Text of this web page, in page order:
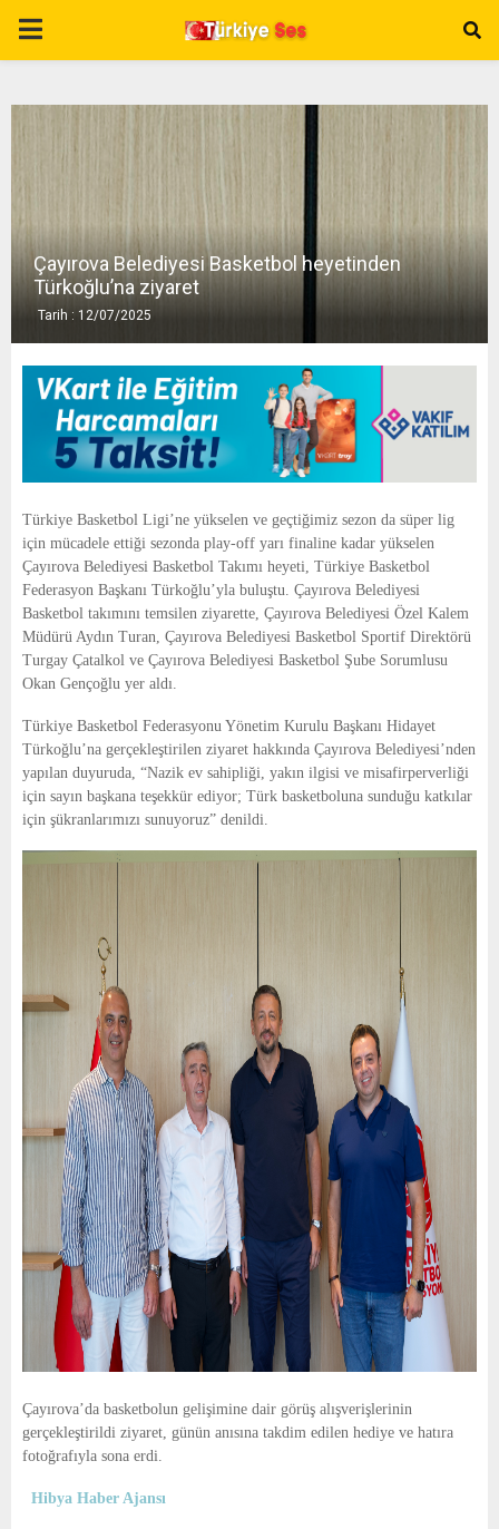
P
A
E
N
U
Çayırova Belediyesi Basketbol heyetinden
Türkoğlu’na ziyaret
Tarih : 12/07/2025
Türkiye Basketbol Ligi’ne yükselen ve geçtiğimiz sezon da süper lig
için mücadele ettiği sezonda play-off yarı finaline kadar yükselen
Çayırova Belediyesi Basketbol Takımı heyeti, Türkiye Basketbol
Federasyon Başkanı Türkoğlu’yla buluştu. Çayırova Belediyesi
Basketbol takımını temsilen ziyarette, Çayırova Belediyesi Özel Kalem
Müdürü Aydın Turan, Çayırova Belediyesi Basketbol Sportif Direktörü
Turgay Çatalkol ve Çayırova Belediyesi Basketbol Şube Sorumlusu
Okan Gençoğlu yer aldı.
Türkiye Basketbol Federasyonu Yönetim Kurulu Başkanı Hidayet
Türkoğlu’na gerçekleştirilen ziyaret hakkında Çayırova Belediyesi’nden
yapılan duyuruda, “Nazik ev sahipliği, yakın ilgisi ve misafirperverliği
için sayın başkana teşekkür ediyor; Türk basketboluna sunduğu katkılar
için şükranlarımızı sunuyoruz” denildi.
Çayırova’da basketbolun gelişimine dair görüş alışverişlerinin
gerçekleştirildi ziyaret, günün anısına takdim edilen hediye ve hatıra
fotoğrafıyla sona erdi.
Hibya Haber Ajansı